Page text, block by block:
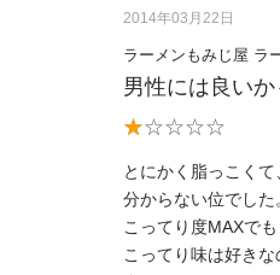
2014年03月22日
ラーメンもみじ屋 ラ
男性には良い
とにかく脂っこく
分からない位でした
こってり度MAXで
こってり味は好き